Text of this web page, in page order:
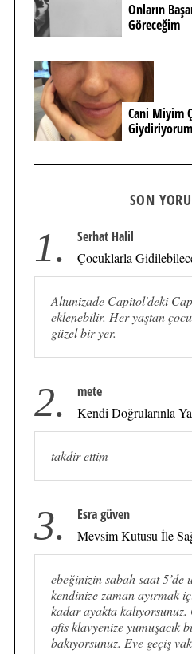
Onların
Göreceğim
Cani Miyim
Giydiriyorum
SON
1. Serhat Halil
Çocuklarla
Altunizade Capitol'deki
eklenebilir. Her yaştan
güzel bir yer.
2. mete
Kendi Doğrularınla
takdir ettim
3. Esra güven
Mevsim Kutusu İle
ebeğinizin sabah saat 5’de
kendinize zaman ayırmak
kadar ayakta
ofis klavyenize yumuşacık
bakıyorsunuz. Eve geçiş